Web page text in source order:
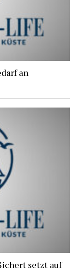
an
setzt auf